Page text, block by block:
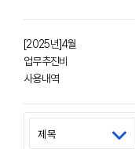
[2025년]4월
업무추진비
사용내역